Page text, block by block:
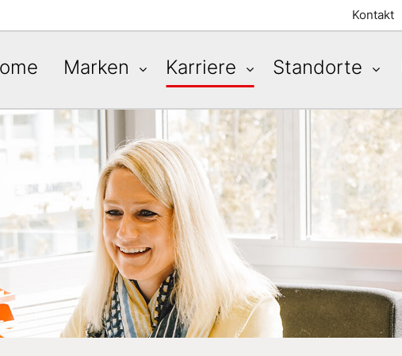
Kontakt
Marken Karriere Standorte